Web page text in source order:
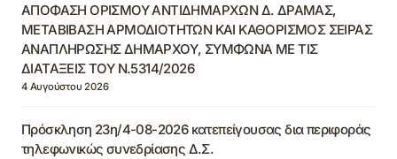
ΑΠΟΦΑΣΗ ΟΡΙΣΜΟΥ ΑΝΤΙΔΗΜΑΡΧΩΝ Δ. ΔΡΑΜΑΣ,
ΜΕΤΑΒΙΒΑΣΗ ΑΡΜΟΔΙΟΤΗΤΩΝ ΚΑΙ ΚΑΘΟΡΙΣΜΟΣ ΣΕΙΡΑΣ
ΑΝΑΠΛΗΡΩΣΗΣ ΔΗΜΑΡΧΟΥ, ΣΥΜΦΩΝΑ ΜΕ ΤΙΣ
ΔΙΑΤΑΞΕΙΣ ΤΟΥ Ν.5314/2026
4 Αυγούστου 2026
Πρόσκληση 23η/4-08-2026 κατεπείγουσας δια περιφοράς
τηλεφωνικώς συνεδρίασης Δ.Σ.